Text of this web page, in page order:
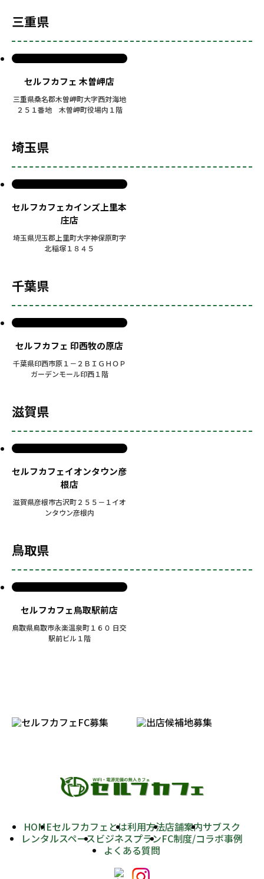
三重県
セルフカフェ 木曽岬店
三重県桑名郡木曽岬町大字西対海地
２５１番地 木曽岬町役場内１階
埼玉県
セルフカフェカインズ上里本
庄店
埼玉県児玉郡上里町大字神保原町字
北稲塚１８４５
千葉県
セルフカフェ 印西牧の原店
千葉県印西市原１－２ＢＩＧＨＯＰ
ガーデンモール印西１階
滋賀県
セルフカフェイオンタウン彦
根店
滋賀県彦根市古沢町２５５－１イオ
ンタウン彦根内
鳥取県
セルフカフェ鳥取駅前店
鳥取県鳥取市永楽温泉町１６０ 日交
駅前ビル１階
HOMEセルフカフェとは利用方法店舗案内サブスク
レンタルスペースビジネスプランFC制度/コラボ事例
よくある質問